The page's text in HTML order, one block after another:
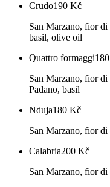
Crudo190 Kč
San Marzano, fior di
basil, olive oil
Quattro formaggi180
San Marzano, fior di
Padano, basil
Nduja180 Kč
San Marzano, fior di
Calabria200 Kč
San Marzano, fior di